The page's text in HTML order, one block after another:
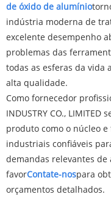
de óxido de alumínio
indústria moderna de
excelente desempenho
problemas das
todas as esferas da vida
alta qualidade.
Como fornecedor
INDUSTRY CO.,
produto como o núcleo
industriais confiáveis
demandas relevantes
favorContate-nospara
orçamentos detalhados.